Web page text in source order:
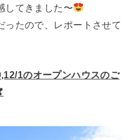
してきました〜
ったので、レポートさせて
1のオープンハウスのご